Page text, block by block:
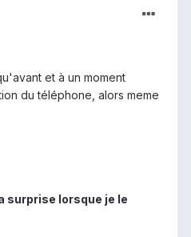
et à un moment
du téléphone, alors meme
surprise lorsque je le